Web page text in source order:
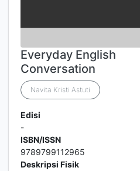
Everyday English
Conversation
Navita Kristi Astuti
Edisi
-
ISBN/ISSN
9789799112965
Deskripsi Fisik